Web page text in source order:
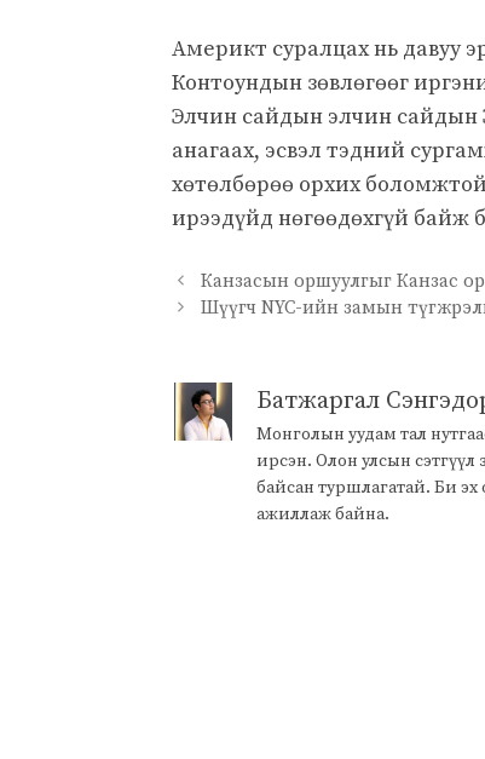
Америкт суралцах нь давуу
Контоундын зөвлөгөөг
Элчин сайдын элчин
анагаах, эсвэл тэдний
хөтөлбөрөө орхих
ирээдүйд нөгөөдөхгүй байж
Канзасын оршуулгыг Канзас
Шүүгч NYC-ийн замын
Батжаргал
Монголын уудам тал
ирсэн. Олон улсын
байсан туршлагатай. Би
ажиллаж байна.